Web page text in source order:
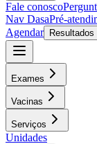
Fale conosco
Nav DasaPré-
Agendar
Resultados
Exames
Vacinas
Serviços
Unidades